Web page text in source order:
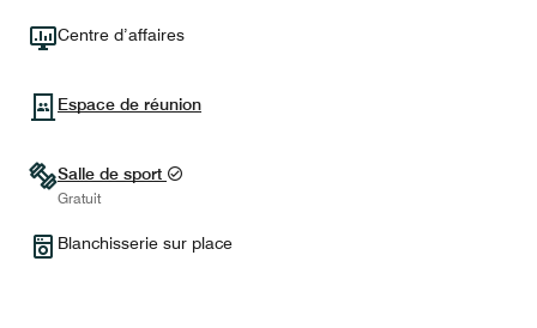
Centre d’affaires
Espace de réunion
Salle de sport
Gratuit
Blanchisserie sur place